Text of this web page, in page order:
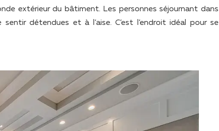
extérieur du bâtiment. Les personnes séjournant dans
détendues et à l’aise. C’est l’endroit idéal pour se